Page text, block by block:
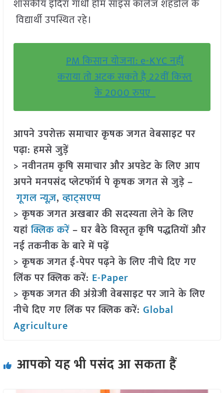
शासकीय इंदिरा गांधी होम साइंस कॉलेज शहडोल के
विद्यार्थी उपस्थित रहे।
PM किसान योजना: e-KYC नहीं
कराया तो अटक सकते है 22वीं किस्त
के 2000 रुपए
आपने उपरोक्त समाचार कृषक जगत वेबसाइट पर
पढ़ा: हमसे जुड़ें
> नवीनतम कृषि समाचार और अपडेट के लिए आप
अपने मनपसंद प्लेटफॉर्म पे कृषक जगत से जुड़े –
गूगल न्यूज़,व्हाट्सएप्प
> कृषक जगत अखबार की सदस्यता लेने के लिए
यहांक्लिक करें– घर बैठे विस्तृत कृषि पद्धतियों और
नई तकनीक के बारे में पढ़ें
> कृषक जगत ई-पेपर पढ़ने के लिए नीचे दिए गए
लिंक पर क्लिक करें: E-Paper
> कृषक जगत की अंग्रेजी वेबसाइट पर जाने के लिए
नीचे दिए गए लिंक पर क्लिक करें: Global
Agriculture
आपको यह भी पसंद आ सकता हैं